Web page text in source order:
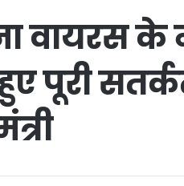
वायरस
पूरी